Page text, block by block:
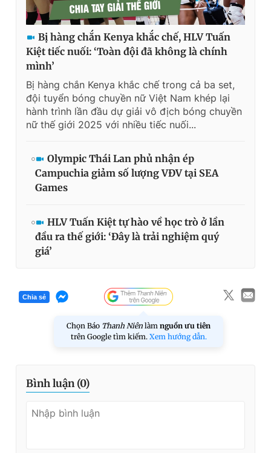
Bị hàng chắn Kenya khắc chế, HLV Tuấn
Kiệt tiếc nuối: ‘Toàn đội đã không là chính
mình’
Bị hàng chắn Kenya khắc chế trong cả ba set,
đội tuyển bóng chuyền nữ Việt Nam khép lại
hành trình lần đầu dự giải vô địch bóng chuyền
nữ thế giới 2025 với nhiều tiếc nuối...
Olympic Thái Lan phủ nhận ép
Campuchia giảm số lượng VĐV tại SEA
Games
HLV Tuấn Kiệt tự hào về học trò ở lần
đầu ra thế giới: ‘Đây là trải nghiệm quý
giá’
Chia sẻ
Chọn Báo Thanh Niên làm nguồn ưu tiên
trên Google tìm kiếm. Xem hướng dẫn.
Bình luận (0)